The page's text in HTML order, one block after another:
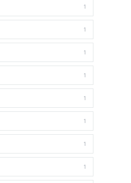
1
1
1
1
1
1
1
1